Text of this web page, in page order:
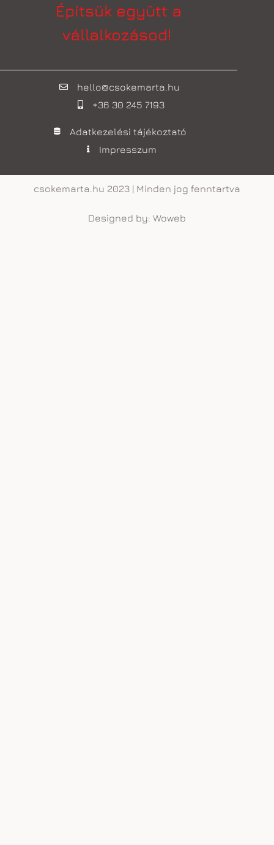
Építsük együtt a
vállalkozásod!
hello@csokemarta.hu
+36 30 245 7193
Adatkezelési tájékoztató
Impresszum
csokemarta.hu 2023 | Minden jog fenntartva
Designed by: Woweb